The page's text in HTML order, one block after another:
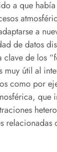
a que
a
de datos
clave de los
muy útil al
como por
que
relacionadas